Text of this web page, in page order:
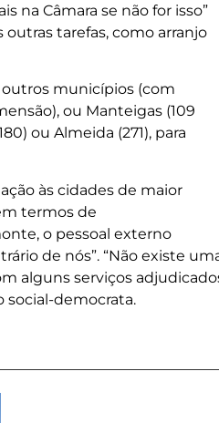
na Câmara se não for isso”
tarefas, como arranjo
municípios (com
ou Manteigas (109
ou Almeida (271), para
às cidades de maior
termos de
o pessoal externo
de nós”. “Não existe
alguns serviços
social-democrata.